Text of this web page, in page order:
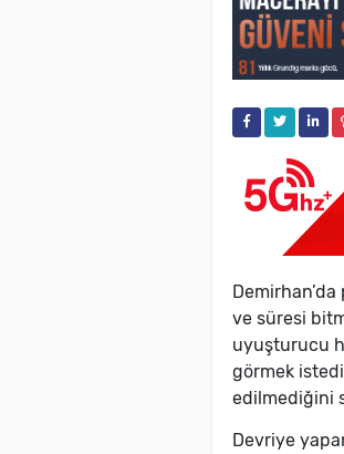
Demirhan’da
ve süresi
uyuşturucu
görmek
edilmediğini
Devriye